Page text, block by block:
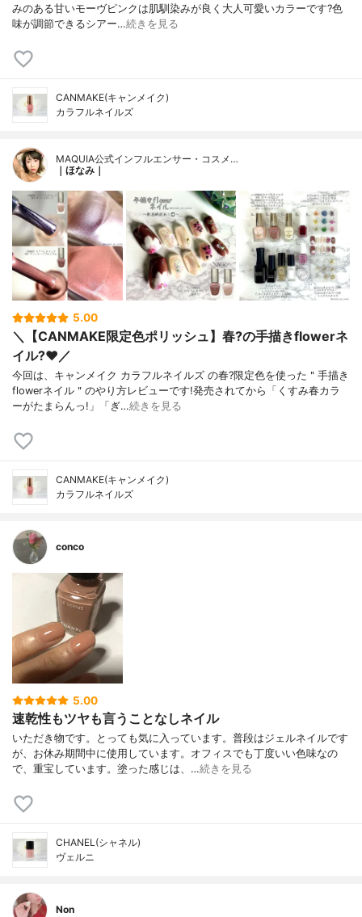
みのある甘いモーヴピンクは肌馴染みが良く大人可愛いカラーです?色
味が調節できるシアー…続きを見る
CANMAKE(キャンメイク)
カラフルネイルズ
MAQUIA公式インフルエンサー・コスメ…
｜ほなみ｜
5.00
＼【CANMAKE限定色ポリッシュ】春?の手描きflowerネ
イル?❤️／
今回は、キャンメイク カラフルネイルズ の春?限定色を使った＂手描き
flowerネイル＂のやり方レビューです!発売されてから「くすみ春カラ
ーがたまらんっ!」「ぎ…続きを見る
CANMAKE(キャンメイク)
カラフルネイルズ
conco
5.00
速乾性もツヤも言うことなしネイル
いただき物です。とっても気に入っています。普段はジェルネイルです
が、お休み期間中に使用しています。オフィスでも丁度いい色味なの
で、重宝しています。塗った感じは、…続きを見る
CHANEL(シャネル)
ヴェルニ
Non